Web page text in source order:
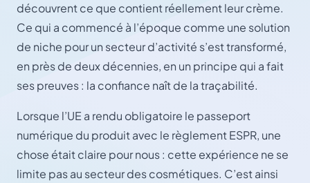
découvrent ce que contient réellement leur crème.
Ce qui a commencé à l’époque comme une solution
de niche pour un secteur d’activité s’est transformé,
en près de deux décennies, en un principe qui a fait
ses preuves : la confiance naît de la traçabilité.
Lorsque l’UE a rendu obligatoire le passeport
numérique du produit avec le règlement ESPR, une
chose était claire pour nous : cette expérience ne se
limite pas au secteur des cosmétiques. C’est ainsi